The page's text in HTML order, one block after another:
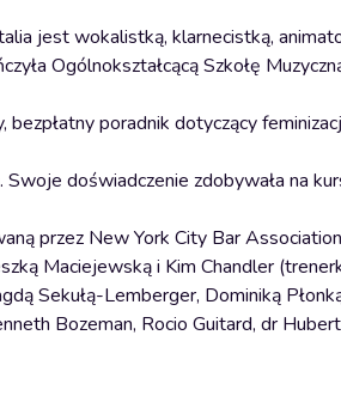
jest wokalistką, klarnecistką,
Ogólnokształcącą Szkołę
poradnik dotyczący
doświadczenie zdobywała na
przez New York City Bar
Maciejewską i Kim Chandler
Sekułą-Lemberger, Dominiką
Bozeman, Rocio Guitard, dr